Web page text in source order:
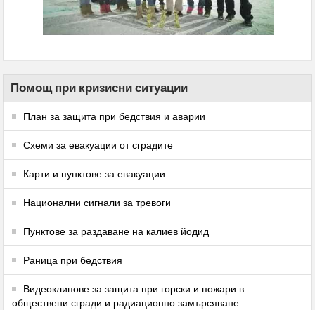
Помощ при кризисни ситуации
План за защита при бедствия и аварии
Схеми за евакуации от сградите
Карти и пунктове за евакуации
Национални сигнали за тревоги
Пунктове за раздаване на калиев йодид
Раница при бедствия
Видеоклипове за защита при горски и пожари в
обществени сгради и радиационно замърсяване